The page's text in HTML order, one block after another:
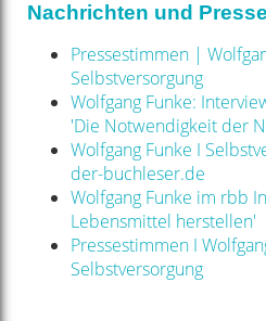
Nachrichten und
Pressestimmen |
Selbstversorgung
Wolfgang Funke:
'Die Notwendigkeit der
Wolfgang Funke I
der-buchleser.de
Wolfgang Funke im rbb
Lebensmittel herstellen'
Pressestimmen I
Selbstversorgung